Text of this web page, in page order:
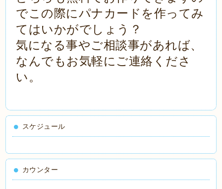
でこの際にパナカードを作ってみ
てはいかがでしょう？
気になる事やご相談事があれば、
なんでもお気軽にご連絡くださ
い。
スケジュール
カウンター